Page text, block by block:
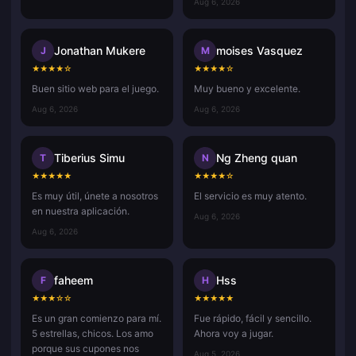
J Jonathan Mukere
★★★★☆
Buen sitio web para el juego.
Aug 6, 2026
M moises Vasquez
★★★★☆
Muy bueno y excelente.
Aug 6, 2026
T Tiberius Simu
★★★★★
Es muy útil, únete a nosotros
en nuestra aplicación.
Aug 6, 2026
N Ng Zheng quan
★★★★☆
El servicio es muy atento.
Aug 6, 2026
F faheem
★★★☆☆
Es un gran comienzo para mí.
5 estrellas, chicos. Los amo
porque sus cupones nos
H Hss
★★★★★
Fue rápido, fácil y sencillo.
Ahora voy a jugar.
Aug 5, 2026